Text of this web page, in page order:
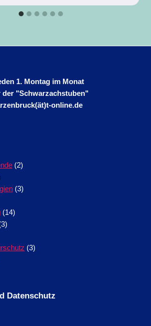
1. Montag im Monat
der "Schwarzachstuben"
online.de
(2)
(3)
(14)
(3)
Datenschutz